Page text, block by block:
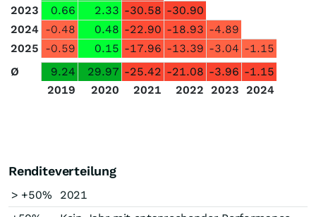
2023
0.66 2.33 -30.58 -30.90
2024 -0.48 0.48 -22.90 -18.93 -4.89
2025 -0.59 0.15 -17.96 -13.39 -3.04 -1.15
Ø
9.24 29.97 -25.42 -21.08 -3.96 -1.15
2019
2020 2021 2022 2023 2024
Renditeverteilung
> +50%
2021